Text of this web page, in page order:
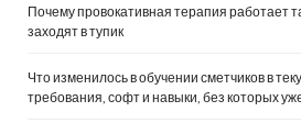
Почему провокативная терапия работает
заходят в тупик
Что изменилось в обучении сметчиков в
требования, софт и навыки, без которых